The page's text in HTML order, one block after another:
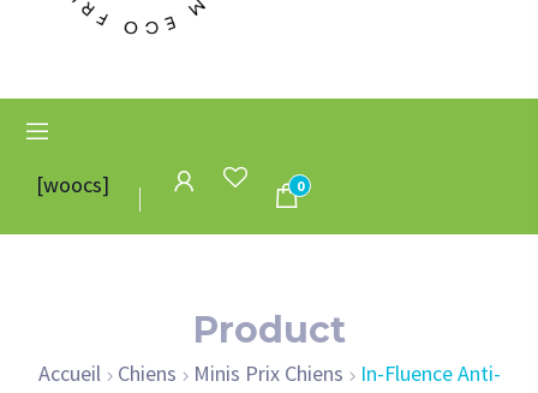
[woocs] 0
Product
Accueil Chiens Minis Prix Chiens
In​-​Fluence Anti​-​